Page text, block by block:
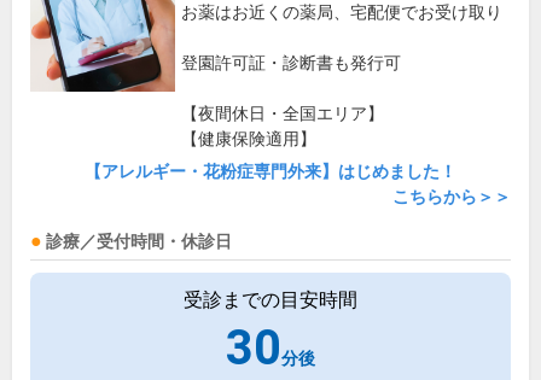
お薬はお近くの薬局、宅配便でお受け取り
登園許可証・診断書も発行可
【夜間休日・全国エリア】
【健康保険適用】
【アレルギー・花粉症専門外来】はじめました！
こちらから＞＞
診療／受付時間・休診日
受診までの目安時間
30分後